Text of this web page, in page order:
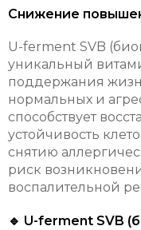
Снижение
U-ferment SVB
уникальный
поддержания
нормальных и
способствует
устойчивость
снятию
риск
воспалительной
🔹 U-ferment SVB